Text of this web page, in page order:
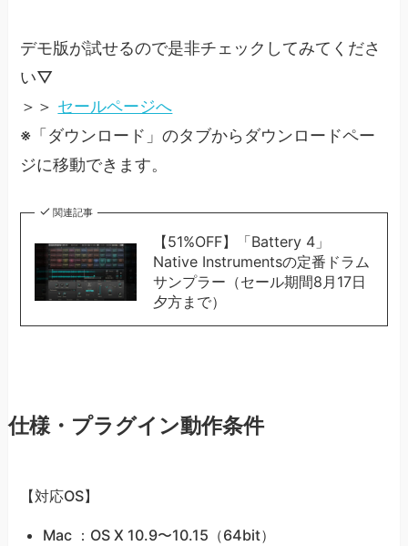
デモ版が試せるので是非チェックしてみてくださ
い▽
＞＞ セールページへ
※「ダウンロード」のタブからダウンロードペー
ジに移動できます。
関連記事
【51%OFF】「Battery 4」
Native Instrumentsの定番ドラム
サンプラー（セール期間8月17日
夕方まで）
仕様・プラグイン動作条件
【対応OS】
Mac ：OS X 10.9〜10.15（64bit）